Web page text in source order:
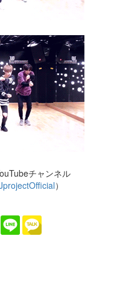
チャンネル
）